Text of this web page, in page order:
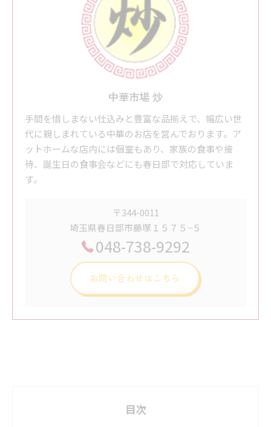
中華市場 炒
手間を惜しまない仕込みと豊富な品揃えで、幅広い世
代に親しまれている中華のお店を営んでおります。ア
ットホームな店内には個室もあり、家族の食事や接
待、誕生日の食事会などにも春日部で対応していま
す。
〒344-0011
埼玉県春日部市藤塚１５７５−５
048-738-9292
お問い合わせはこちら
目次